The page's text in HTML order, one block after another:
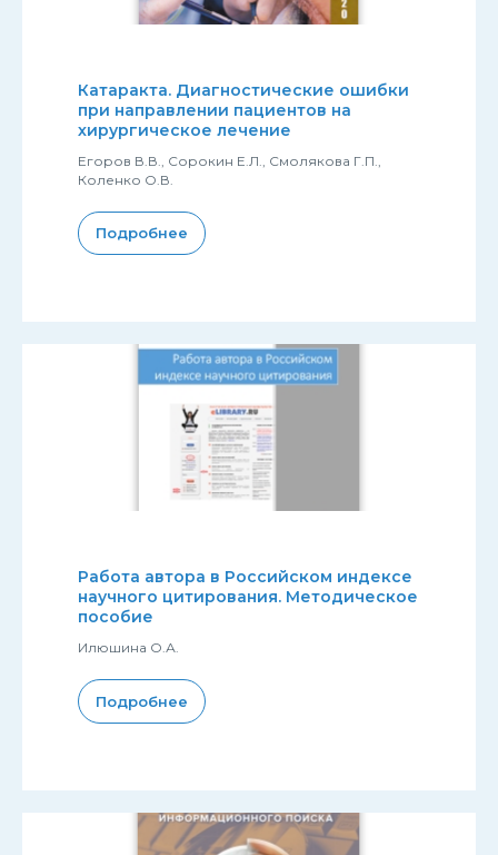
Катаракта. Диагностические ошибки
при направлении пациентов на
хирургическое лечение
Егоров В.В., Сорокин Е.Л., Смолякова Г.П.,
Коленко О.В.
Подробнее
Работа автора в Российском индексе
научного цитирования. Методическое
пособие
Илюшина О.А.
Подробнее